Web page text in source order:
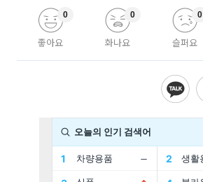
좋아요
0
화나요
0
슬퍼요
0